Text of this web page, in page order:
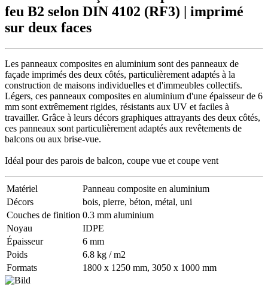
feu B2 selon DIN 4102 (RF3) | imprimé
sur deux faces
Les panneaux composites en aluminium sont des panneaux de
façade imprimés des deux côtés, particulièrement adaptés à la
construction de maisons individuelles et d'immeubles collectifs.
Légers, ces panneaux composites en aluminium d'une épaisseur de 6
mm sont extrêmement rigides, résistants aux UV et faciles à
travailler. Grâce à leurs décors graphiques attrayants des deux côtés,
ces panneaux sont particulièrement adaptés aux revêtements de
balcons ou aux brise-vue.
Idéal pour des parois de balcon, coupe vue et coupe vent
Matériel
Panneau composite en aluminium
Décors
bois, pierre, béton, métal, uni
Couches de finition 0.3 mm aluminium
Noyau
IDPE
Épaisseur
6 mm
Poids
6.8 kg / m2
Formats
1800 x 1250 mm, 3050 x 1000 mm